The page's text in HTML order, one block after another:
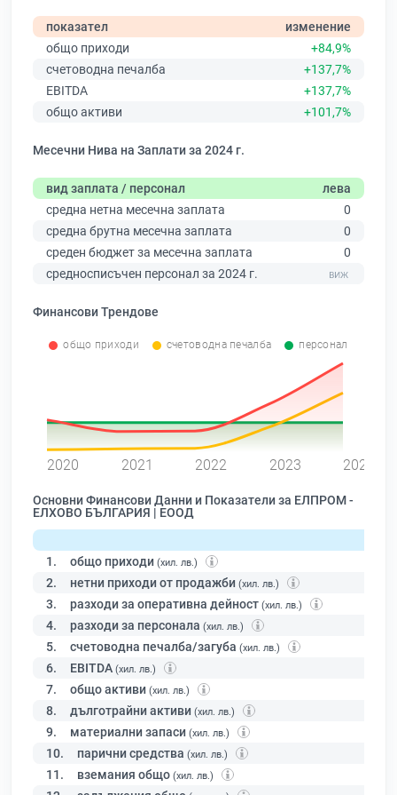
показател
изменение
общо приходи
+84,9%
счетоводна печалба
+137,7%
EBITDA
+137,7%
общо активи
+101,7%
Месечни Нива на Заплати за 2024 г.
вид заплата / персонал
лева
средна нетна месечна заплата
0
средна брутна месечна заплата
0
среден бюджет за месечна заплата
0
средносписъчен персонал за 2024 г.
Финансови Трендове
общо приходи счетоводна печалба персонал
2020 2021 2022 2023 2024
Основни Финансови Данни и Показатели за ЕЛПРОМ -
ЕЛХОВО БЪЛГАРИЯ | ЕООД
1. общо приходи (хил. лв.)
2. нетни приходи от продажби (хил. лв.)
3. разходи за оперативна дейност (хил. лв.)
4. разходи за персонала (хил. лв.)
5. счетоводна печалба/загуба (хил. лв.)
6. EBITDA (хил. лв.)
7. общо активи (хил. лв.)
8. дълготрайни активи (хил. лв.)
9. материални запаси (хил. лв.)
10. парични средства (хил. лв.)
11. вземания общо (хил. лв.)